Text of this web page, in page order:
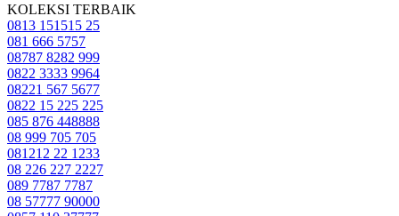
KOLEKSI TERBAIK
0813 151515 25
081 666 5757
08787 8282 999
0822 3333 9964
08221 567 5677
0822 15 225 225
085 876 448888
08 999 705 705
081212 22 1233
08 226 227 2227
089 7787 7787
08 57777 90000